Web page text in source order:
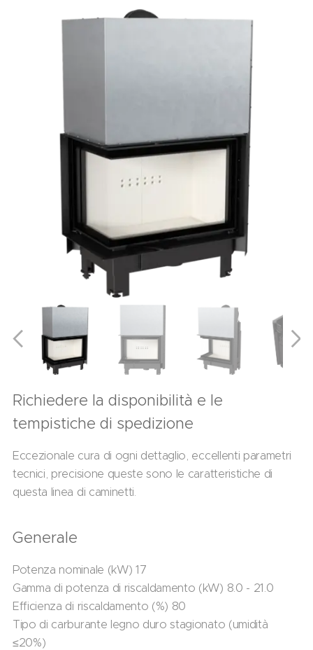
Richiedere la disponibilità e le
tempistiche di spedizione
Eccezionale cura di ogni dettaglio, eccellenti parametri
tecnici, precisione queste sono le caratteristiche di
questa linea di caminetti.
Generale
Potenza nominale (kW) 17
Gamma di potenza di riscaldamento (kW) 8.0 - 21.0
Efficienza di riscaldamento (%) 80
Tipo di carburante legno duro stagionato (umidità
≤20%)